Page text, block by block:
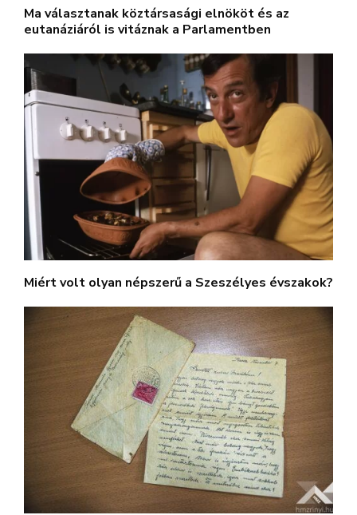
Ma választanak köztársasági elnököt és az
eutanáziáról is vitáznak a Parlamentben
Miért volt olyan népszerű a Szeszélyes évszakok?